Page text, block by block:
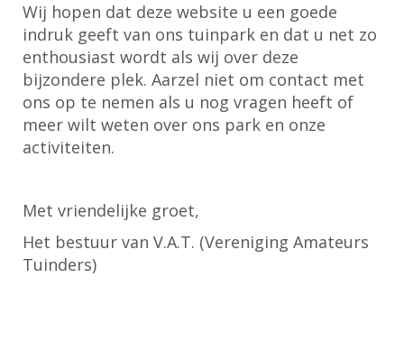
Wij hopen dat deze website u een goede
indruk geeft van ons tuinpark en dat u net zo
enthousiast wordt als wij over deze
bijzondere plek. Aarzel niet om contact met
ons op te nemen als u nog vragen heeft of
meer wilt weten over ons park en onze
activiteiten.
Met vriendelijke groet,
Het bestuur van V.A.T. (Vereniging Amateurs
Tuinders)